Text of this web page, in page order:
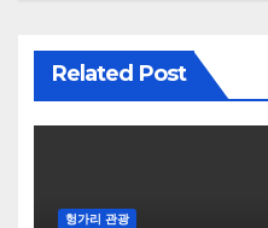
Related Post
헝가리 관광